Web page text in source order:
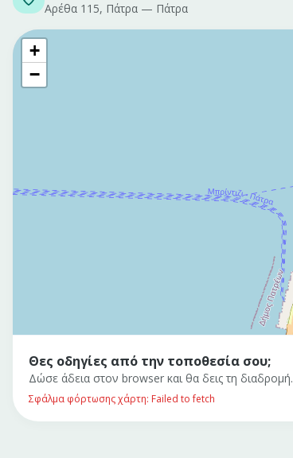
Αρέθα 115, Πάτρα — Πάτρα
+
−
Θες οδηγίες από την τοποθεσία σου;
Δώσε άδεια στον browser και θα δεις τη διαδρομή.
Σφάλμα φόρτωσης χάρτη: Failed to fetch